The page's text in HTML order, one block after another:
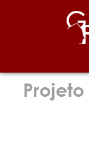
Fundação
Projeto